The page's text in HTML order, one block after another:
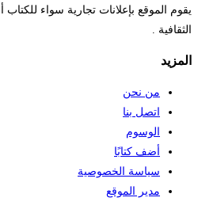
الموقع بإعلانات تجارية سواء للكتاب أو
.
من نحن
اتصل بنا
الوسوم
أضف كتابًا
سياسة الخصوصية
مدير الموقع